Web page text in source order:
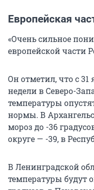
Европейская
«Очень сильное
европейской части
Он отметил, что с
недели в Северо-
температуры
нормы. В
мороз до -36
округе — -39, в
В Ленинградской
температуры будут